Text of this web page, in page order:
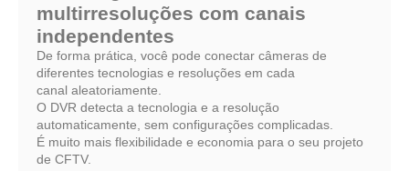
multirresoluções com canais
independentes
De forma prática, você pode conectar câmeras de
diferentes tecnologias e resoluções em cada
canal aleatoriamente.
O DVR detecta a tecnologia e a resolução
automaticamente, sem configurações complicadas.
É muito mais flexibilidade e economia para o seu projeto
de CFTV.